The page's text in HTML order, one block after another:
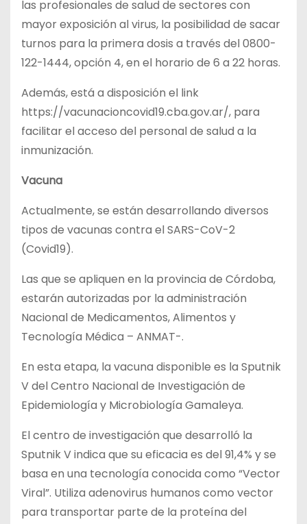
las profesionales de salud de sectores con
mayor exposición al virus, la posibilidad de sacar
turnos para la primera dosis a través del 0800-
122-1444, opción 4, en el horario de 6 a 22 horas.
Además, está a disposición el link
https://vacunacioncovid19.cba.gov.ar/, para
facilitar el acceso del personal de salud a la
inmunización.
Vacuna
Actualmente, se están desarrollando diversos
tipos de vacunas contra el SARS-CoV-2
(Covid19).
Las que se apliquen en la provincia de Córdoba,
estarán autorizadas por la administración
Nacional de Medicamentos, Alimentos y
Tecnología Médica – ANMAT-.
En esta etapa, la vacuna disponible es la Sputnik
V del Centro Nacional de Investigación de
Epidemiología y Microbiología Gamaleya.
El centro de investigación que desarrolló la
Sputnik V indica que su eficacia es del 91,4% y se
basa en una tecnología conocida como “Vector
Viral”. Utiliza adenovirus humanos como vector
para transportar parte de la proteína del